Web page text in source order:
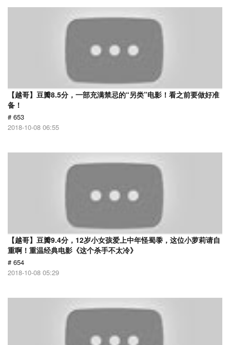
【越哥】豆瓣8.5分，一部充满禁忌的“另类”电影！看之前要做好准
备！
# 653
2018-10-08 06:55
【越哥】豆瓣9.4分，12岁小女孩爱上中年怪蜀黍，这位小萝莉请自
重啊！重温经典电影《这个杀手不太冷》
# 654
2018-10-08 05:29